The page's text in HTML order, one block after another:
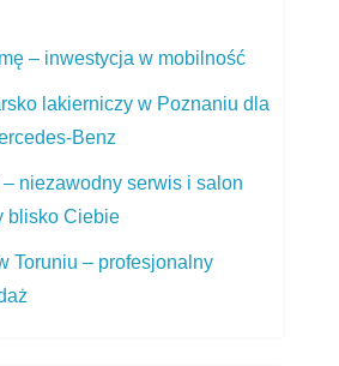
– inwestycja w mobilność
lakierniczy w Poznaniu dla
– niezawodny serwis i salon
blisko Ciebie
Toruniu – profesjonalny